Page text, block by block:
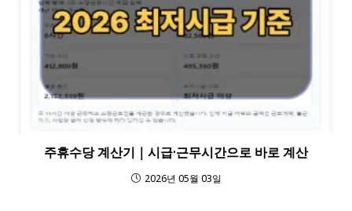
주휴수당 계산기｜시급·근무시간으로 바로 계산
2026년 05월 03일